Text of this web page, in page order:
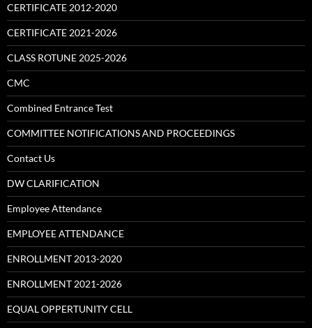
CERTIFICATE 2012-2020
CERTIFICATE 2021-2026
CLASS ROTUNE 2025-2026
CMC
Combined Entrance Test
COMMITTEE NOTIFICATIONS AND PROCEEDINGS
Contact Us
DW CLARIFICATION
Employee Attendance
EMPLOYEE ATTENDANCE
ENROLLMENT 2013-2020
ENROLLMENT 2021-2026
EQUAL OPPERTUNITY CELL